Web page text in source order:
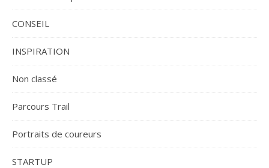
CONSEIL
INSPIRATION
Non classé
Parcours Trail
Portraits de coureurs
STARTUP